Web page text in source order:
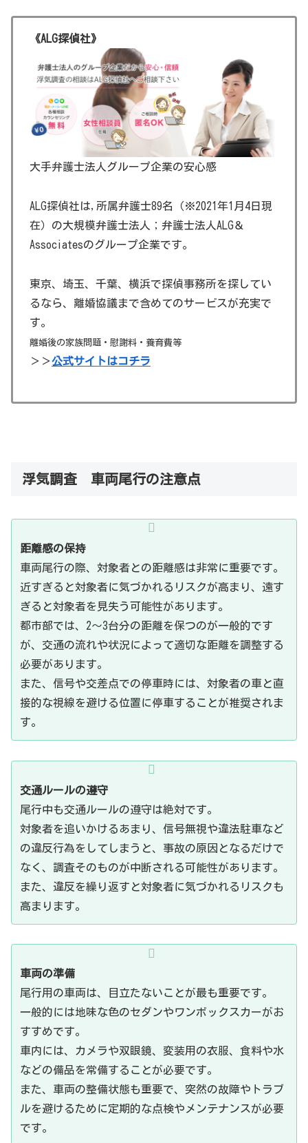
《ALG探偵社》
大手弁護士法人グループ企業の安心感
ALG探偵社は,所属弁護士89名（※2021年1月4日現
在）の大規模弁護士法人；弁護士法人ALG＆
Associatesのグループ企業です。
東京、埼玉、千葉、横浜で探偵事務所を探してい
るなら、離婚協議まで含めてのサービスが充実で
す。
離婚後の家族問題・慰謝料・養育費等
＞＞公式サイトはコチラ
浮気調査 車両尾行の注意点
距離感の保持
車両尾行の際、対象者との距離感は非常に重要です。
近すぎると対象者に気づかれるリスクが高まり、遠す
ぎると対象者を見失う可能性があります。
都市部では、2〜3台分の距離を保つのが一般的です
が、交通の流れや状況によって適切な距離を調整する
必要があります。
また、信号や交差点での停車時には、対象者の車と直
接的な視線を避ける位置に停車することが推奨されま
す。
交通ルールの遵守
尾行中も交通ルールの遵守は絶対です。
対象者を追いかけるあまり、信号無視や違法駐車など
の違反行為をしてしまうと、事故の原因となるだけで
なく、調査そのものが中断される可能性があります。
また、違反を繰り返すと対象者に気づかれるリスクも
高まります。
車両の準備
尾行用の車両は、目立たないことが最も重要です。
一般的には地味な色のセダンやワンボックスカーがお
すすめです。
車内には、カメラや双眼鏡、変装用の衣服、食料や水
などの備品を常備することが必要です。
また、車両の整備状態も重要で、突然の故障やトラブ
ルを避けるために定期的な点検やメンテナンスが必要
です。